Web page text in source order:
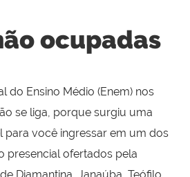
ocupadas
do Ensino Médio (Enem) nos
se liga, porque surgiu uma
para você ingressar em um dos
presencial ofertados pela